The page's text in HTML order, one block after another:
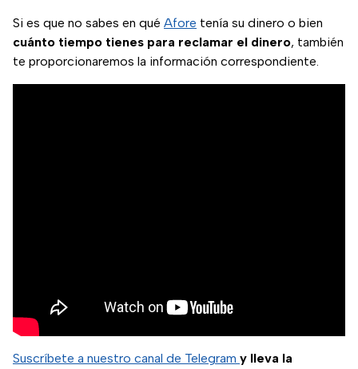
Si es que no sabes en qué Afore tenía su dinero o bien
cuánto tiempo tienes para reclamar el dinero, también
te proporcionaremos la información correspondiente.
Suscríbete a nuestro canal de Telegram y lleva la